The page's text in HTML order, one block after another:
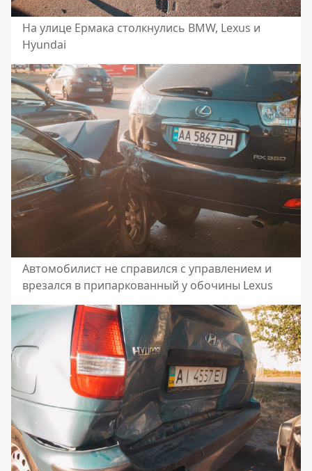
На улице Ермака столкнулись BMW, Lexus и
Hyundai
Автомобилист не справился с управлением и
врезался в припаркованный у обочины Lexus